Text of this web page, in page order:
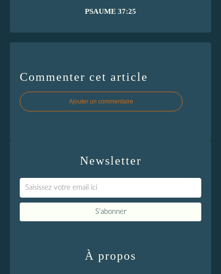
PSAUME 37:25
Commenter cet article
Ajouter un commentaire
Newsletter
À propos